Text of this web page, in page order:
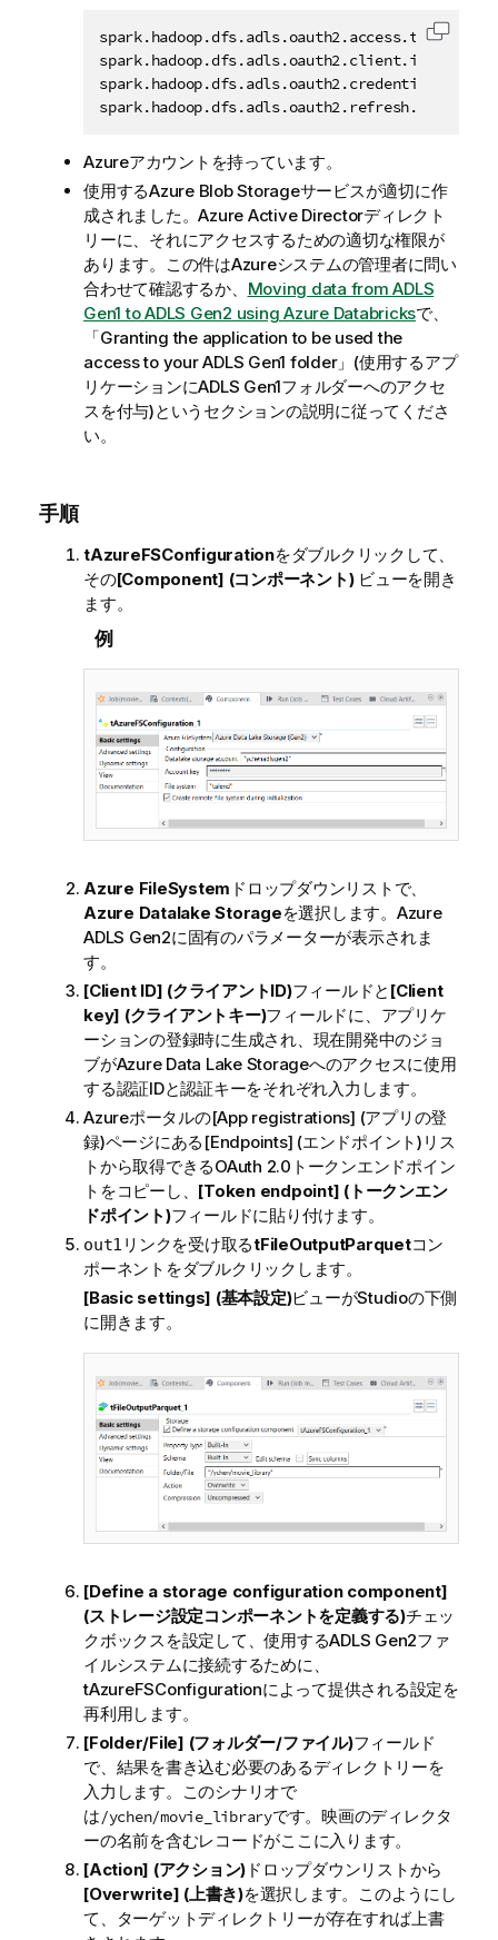
spark.hadoop.dfs.adls.oauth2.client.id
spark.hadoop.dfs.adls.oauth2.credential
spark.hadoop.dfs.adls.oauth2.refresh.url
コード
Azureアカウントを持っています。
使用するAzure Blob Storageサービスが適切に作
成されました。Azure Active Directorディレクト
リーに、それにアクセスするための適切な権限が
あります。この件はAzureシステムの管理者に問い
合わせて確認するか、 Moving data from ADLS
Gen1 to ADLS Gen2 using Azure Databricksで、
「Granting the application to be used the
access to your ADLS Gen1 folder」(使用するアプ
リケーションにADLS Gen1フォルダーへのアクセ
スを付与)というセクションの説明に従ってくださ
い。
手順
tAzureFSConfigurationをダブルクリックして、
その[Component] (コンポーネント)ビューを開き
ます。
例
Azure FileSystem ドロップダウンリストで、
Azure Datalake Storageを選択します。Azure
ADLS Gen2に固有のパラメーターが表示されま
す。
[Client ID] (クライアントID)フィールドと [Client
key] (クライアントキー)フィールドに、アプリケ
ーションの登録時に生成され、現在開発中のジョ
ブがAzure Data Lake Storageへのアクセスに使用
する認証IDと認証キーをそれぞれ入力します。
Azureポータルの[App registrations] (アプリの登
録)ページにある[Endpoints] (エンドポイント)リス
トから取得できるOAuth 2.0トークンエンドポイン
トをコピーし、 [Token endpoint] (トークンエン
ドポイント)フィールドに貼り付けます。
out1 リンクを受け取るtFileOutputParquetコン
ポーネントをダブルクリックします。
[Basic settings] (基本設定)ビューがStudioの下側
に開きます。
[Define a storage configuration component]
(ストレージ設定コンポーネントを定義する)チェッ
クボックスを設定して、使用するADLS Gen2ファ
イルシステムに接続するために、
tAzureFSConfigurationによって提供される設定を
再利用します。
[Folder/File] (フォルダー/ファイル)フィールド
で、結果を書き込む必要のあるディレクトリーを
入力します。このシナリオで
は/ychen/movie_libraryです。映画のディレクタ
ーの名前を含むレコードがここに入ります。
[Action] (アクション) ドロップダウンリストから
[Overwrite] (上書き)を選択します。このようにし
て、ターゲットディレクトリーが存在すれば上書